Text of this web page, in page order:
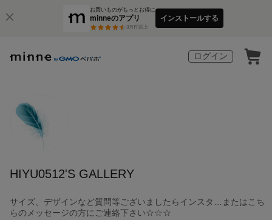
お買いものがもっとお得に
minneのアプリ
3万件以上
インストールする
ログイン
HIYU0512'S GALLERY
サイズ、デザインなど質問等ございましたらインスタ…またはこち
らのメッセージの方にご連絡下さい☆☆☆